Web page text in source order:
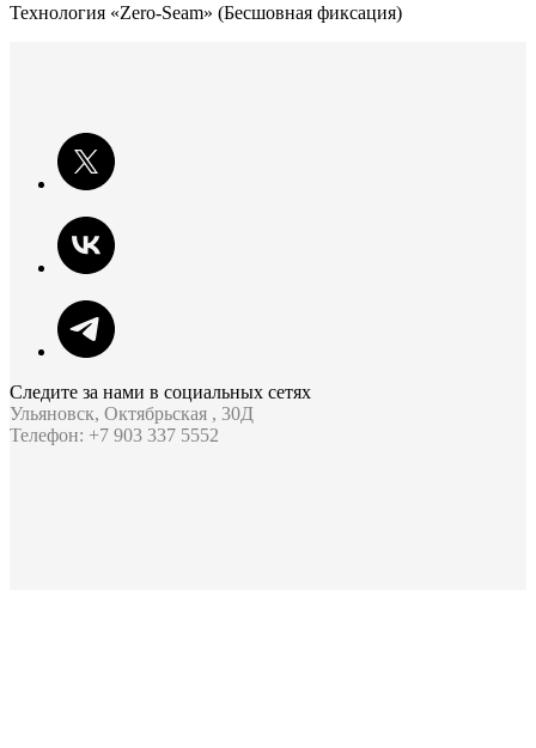
Технология «Zero-Seam» (Бесшовная фиксация)
Следите за нами в социальных сетях
Ульяновск, Октябрьская , 30Д
Телефон: +7 903 337 5552